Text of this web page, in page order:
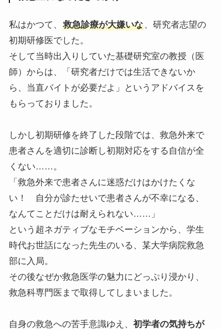
私はかつて、 救急診療が大嫌いな、研究者志望の
初期研修医でした。
そして当時出入りしていた基礎研究室の教授（医
師）からは、「研究者だけでは生活できないか
ら、当直バイトが必要だよ」というアドバイスを
もらっておりました。
しかし初期研修を終了した段階では、救急外来で
患者さんを適切に診断し初期対応をする自信が全
くない……。
「救急外来で患者さんに迷惑だけはかけたくな
い！ 自分が診たせいで患者さんが不幸になる、
なんてことだけは耐えられない……」
という超ネガティブなモチベーションから、学生
時代お世話になった先生のいる、某大学病院救急
部に入局。
その後なぜか救急医学の魅力にどっぷり浸かり、
救急科専門医まで取得してしまいました。
自身の救急への苦手意識ゆえ、 初学者の気持ちが